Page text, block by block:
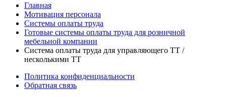
Главная
Мотивация персонала
Системы оплаты труда
Готовые системы оплаты труда для розничной
мебельной компании
Система оплаты труда для управляющего ТТ /
несколькими ТТ
Политика конфиденциальности
Обратная связь